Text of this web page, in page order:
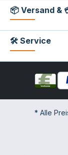
📦 Versand &
🛠 Service
* Alle